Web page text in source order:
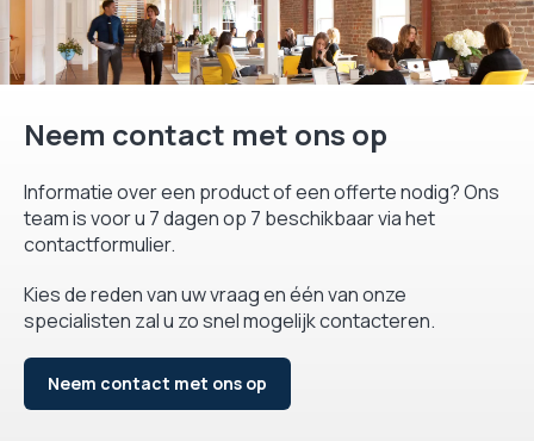
Neem contact met ons op
Informatie over een product of een offerte nodig? Ons
team is voor u 7 dagen op 7 beschikbaar via het
contactformulier.
Kies de reden van uw vraag en één van onze
specialisten zal u zo snel mogelijk contacteren.
Neem contact met ons op